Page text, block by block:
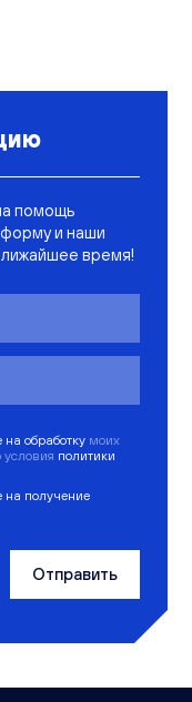
помощь
и наши
время!
на обработку моих
политики
на получение
Отправить